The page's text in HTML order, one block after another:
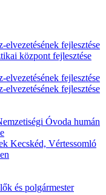
elvezetésének fejlesztése
központ fejlesztése
elvezetésének fejlesztése
elvezetésének fejlesztése
Óvoda humán
Kecskéd, Vértessomló
és polgármester